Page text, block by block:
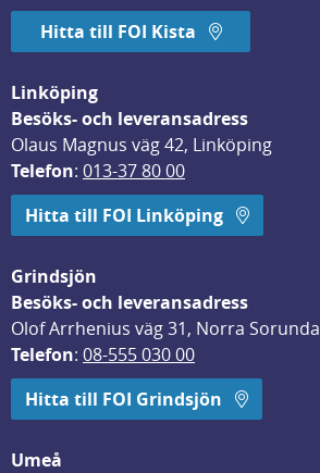
Hitta till FOI Kista
Linköping
Besöks- och leveransadress
Olaus Magnus väg 42, Linköping
Telefon: 013-37 80 00
Hitta till FOI Linköping
Grindsjön
Besöks- och leveransadress
Olof Arrhenius väg 31, Norra Sorunda
Telefon: 08-555 030 00
Hitta till FOI Grindsjön
Umeå